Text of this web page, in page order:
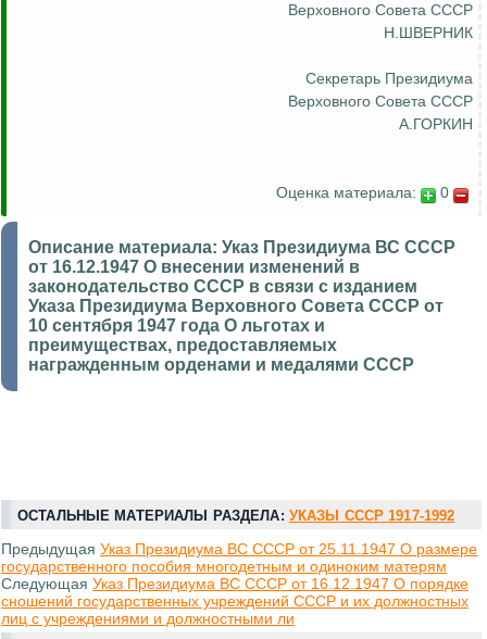
Верховного Совета СССР
Н.ШВЕРНИК
Секретарь Президиума
Верховного Совета СССР
А.ГОРКИН
Оценка материала: 0
Описание материала: Указ Президиума ВС СССР
от 16.12.1947 О внесении изменений в
законодательство СССР в связи с изданием
Указа Президиума Верховного Совета СССР от
10 сентября 1947 года О льготах и
преимуществах, предоставляемых
награжденным орденами и медалями СССР
ОСТАЛЬНЫЕ МАТЕРИАЛЫ РАЗДЕЛА: УКАЗЫ СССР 1917-1992
Предыдущая Указ Президиума ВС СССР от 25.11.1947 О размере
государственного пособия многодетным и одиноким матерям
Следующая Указ Президиума ВС СССР от 16.12.1947 О порядке
сношений государственных учреждений СССР и их должностных
лиц с учреждениями и должностными ли